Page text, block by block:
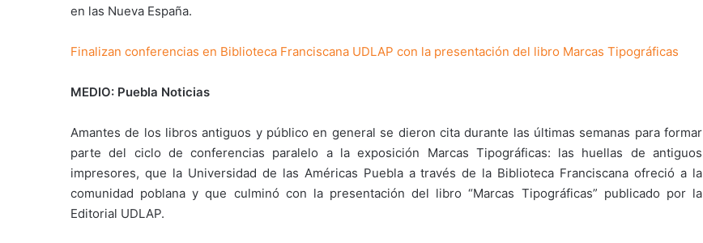
en las Nueva España.
Finalizan conferencias en Biblioteca Franciscana UDLAP con la presentación del libro Marcas Tipográficas
MEDIO: Puebla Noticias
Amantes de los libros antiguos y público en general se dieron cita durante las últimas semanas para formar
parte del ciclo de conferencias paralelo a la exposición Marcas Tipográficas: las huellas de antiguos
impresores, que la Universidad de las Américas Puebla a través de la Biblioteca Franciscana ofreció a la
comunidad poblana y que culminó con la presentación del libro “Marcas Tipográficas” publicado por la
Editorial UDLAP.